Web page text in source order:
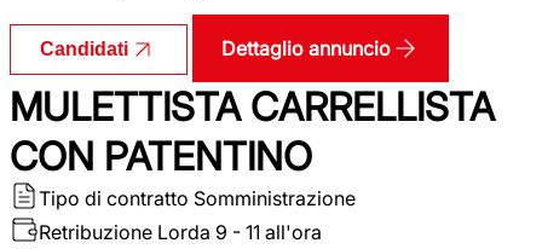
Candidati Dettaglio annuncio
MULETTISTA CARRELLISTA
CON PATENTINO
Tipo di contratto Somministrazione
Retribuzione Lorda 9 - 11 all'ora